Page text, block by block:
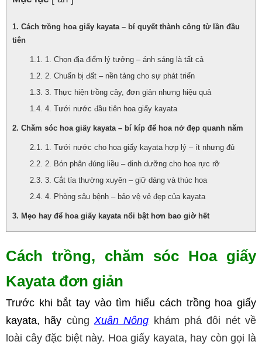
Cách trồng hoa giấy kayata – bí quyết thành công từ lần đầu
tiên
1. Chọn địa điểm lý tưởng – ánh sáng là tất cả
2. Chuẩn bị đất – nền tảng cho sự phát triển
3. Thực hiện trồng cây, đơn giản nhưng hiệu quả
4. Tưới nước đầu tiên hoa giấy kayata
Chăm sóc hoa giấy kayata – bí kíp để hoa nở đẹp quanh năm
1. Tưới nước cho hoa giấy kayata hợp lý – ít nhưng đủ
2. Bón phân đúng liều – dinh dưỡng cho hoa rực rỡ
3. Cắt tỉa thường xuyên – giữ dáng và thúc hoa
4. Phòng sâu bệnh – bảo vệ vẻ đẹp của kayata
Mẹo hay để hoa giấy kayata nổi bật hơn bao giờ hết
Cách trồng, chăm sóc Hoa giấy
Kayata đơn giản
Trước khi bắt tay vào tìm hiểu cách trồng hoa giấy
kayata, hãy cùngXuân Nông khám phá đôi nét về
loài cây đặc biệt này. Hoa giấy kayata, hay còn gọi là